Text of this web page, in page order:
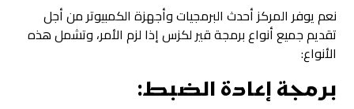
نعم يوفر المركز أحدث البرمجيات وأجهزة الكمبيوتر من أجل
تقديم جميع أنواع برمجة قير لكزس إذا لزم الأمر، وتشمل هذه
الأنواع:
برمجة إعادة الضبط: